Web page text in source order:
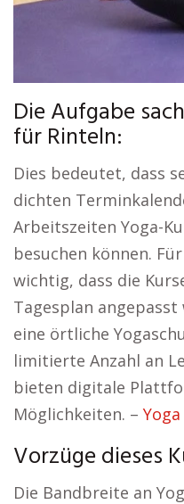
Die Aufgabe
für Rinteln:
Dies bedeutet, dass
dichten
Arbeitszeiten Yoga-
besuchen können.
wichtig, dass die
Tagesplan
eine örtliche
limitierte Anzahl an
bieten digitale
Möglichkeiten. –
Vorzüge dieses
Die Bandbreite an